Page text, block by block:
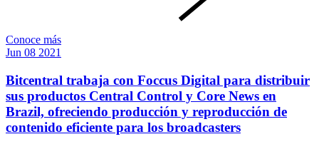
Conoce más
Jun 08 2021
Bitcentral trabaja con Foccus Digital para distribuir
sus productos Central Control y Core News en
Brazil, ofreciendo producción y reproducción de
contenido eficiente para los broadcasters